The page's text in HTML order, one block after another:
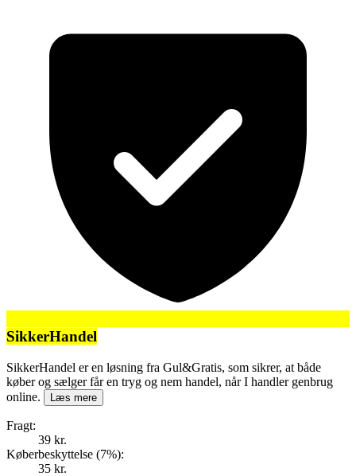
SikkerHandel
SikkerHandel er en løsning fra Gul&Gratis, som sikrer, at både
køber og sælger får en tryg og nem handel, når I handler genbrug
online.
Læs mere
Fragt:
39 kr.
Køberbeskyttelse (7%):
35 kr.